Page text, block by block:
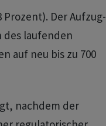
Prozent). Der Aufzug-
des laufenden
auf neu bis zu 700
nachdem der